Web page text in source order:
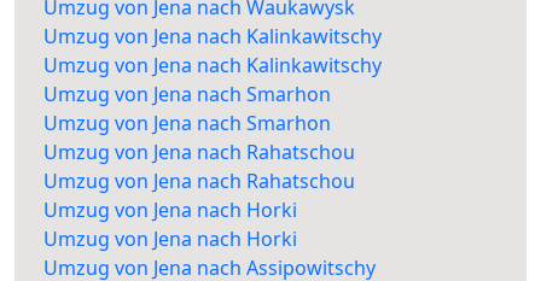
Umzug von Jena nach Waukawysk
Umzug von Jena nach Kalinkawitschy
Umzug von Jena nach Kalinkawitschy
Umzug von Jena nach Smarhon
Umzug von Jena nach Smarhon
Umzug von Jena nach Rahatschou
Umzug von Jena nach Rahatschou
Umzug von Jena nach Horki
Umzug von Jena nach Horki
Umzug von Jena nach Assipowitschy